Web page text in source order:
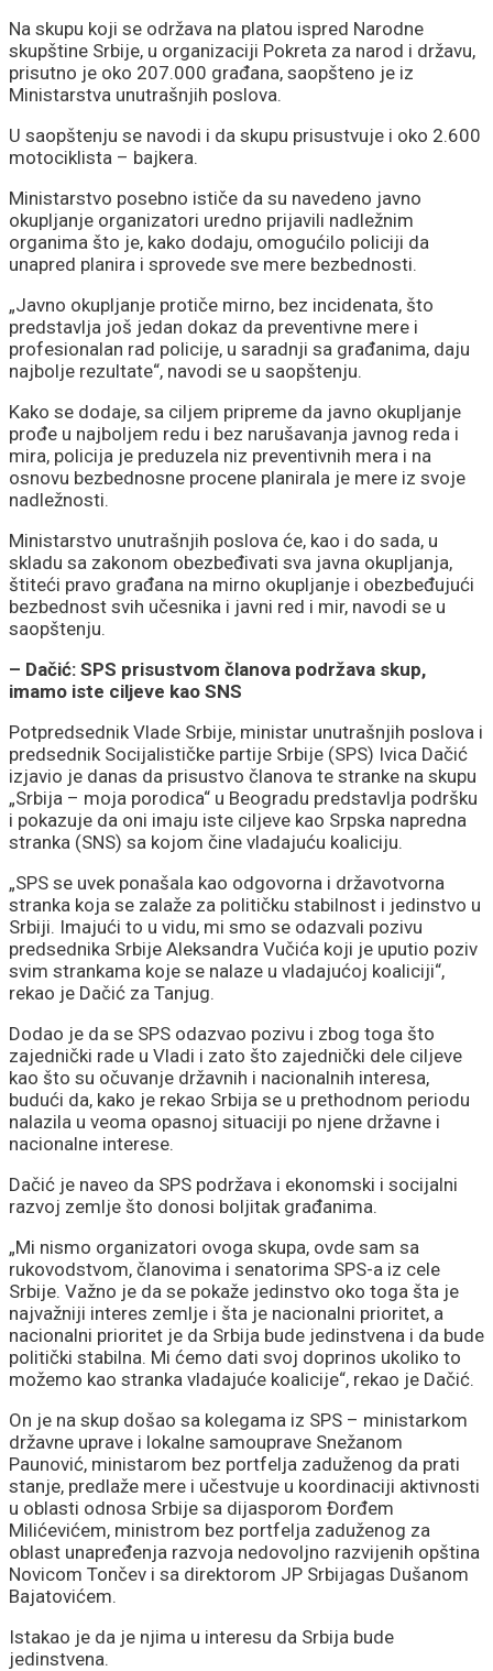
Na skupu koji se održava na platou ispred Narodne
skupštine Srbije, u organizaciji Pokreta za narod i državu,
prisutno je oko 207.000 građana, saopšteno je iz
Ministarstva unutrašnjih poslova.
U saopštenju se navodi i da skupu prisustvuje i oko 2.600
motociklista – bajkera.
Ministarstvo posebno ističe da su navedeno javno
okupljanje organizatori uredno prijavili nadležnim
organima što je, kako dodaju, omogućilo policiji da
unapred planira i sprovede sve mere bezbednosti.
„Javno okupljanje protiče mirno, bez incidenata, što
predstavlja još jedan dokaz da preventivne mere i
profesionalan rad policije, u saradnji sa građanima, daju
najbolje rezultate“, navodi se u saopštenju.
Kako se dodaje, sa ciljem pripreme da javno okupljanje
prođe u najboljem redu i bez narušavanja javnog reda i
mira, policija je preduzela niz preventivnih mera i na
osnovu bezbednosne procene planirala je mere iz svoje
nadležnosti.
Ministarstvo unutrašnjih poslova će, kao i do sada, u
skladu sa zakonom obezbeđivati sva javna okupljanja,
štiteći pravo građana na mirno okupljanje i obezbeđujući
bezbednost svih učesnika i javni red i mir, navodi se u
saopštenju.
– Dačić: SPS prisustvom članova podržava skup,
imamo iste ciljeve kao SNS
Potpredsednik Vlade Srbije, ministar unutrašnjih poslova i
predsednik Socijalističke partije Srbije (SPS) Ivica Dačić
izjavio je danas da prisustvo članova te stranke na skupu
„Srbija – moja porodica“ u Beogradu predstavlja podršku
i pokazuje da oni imaju iste ciljeve kao Srpska napredna
stranka (SNS) sa kojom čine vladajuću koaliciju.
„SPS se uvek ponašala kao odgovorna i državotvorna
stranka koja se zalaže za političku stabilnost i jedinstvo u
Srbiji. Imajući to u vidu, mi smo se odazvali pozivu
predsednika Srbije Aleksandra Vučića koji je uputio poziv
svim strankama koje se nalaze u vladajućoj koaliciji“,
rekao je Dačić za Tanjug.
Dodao je da se SPS odazvao pozivu i zbog toga što
zajednički rade u Vladi i zato što zajednički dele ciljeve
kao što su očuvanje državnih i nacionalnih interesa,
budući da, kako je rekao Srbija se u prethodnom periodu
nalazila u veoma opasnoj situaciji po njene državne i
nacionalne interese.
Dačić je naveo da SPS podržava i ekonomski i socijalni
razvoj zemlje što donosi boljitak građanima.
„Mi nismo organizatori ovoga skupa, ovde sam sa
rukovodstvom, članovima i senatorima SPS-a iz cele
Srbije. Važno je da se pokaže jedinstvo oko toga šta je
najvažniji interes zemlje i šta je nacionalni prioritet, a
nacionalni prioritet je da Srbija bude jedinstvena i da bude
politički stabilna. Mi ćemo dati svoj doprinos ukoliko to
možemo kao stranka vladajuće koalicije“, rekao je Dačić.
On je na skup došao sa kolegama iz SPS – ministarkom
državne uprave i lokalne samouprave Snežanom
Paunović, ministarom bez portfelja zaduženog da prati
stanje, predlaže mere i učestvuje u koordinaciji aktivnosti
u oblasti odnosa Srbije sa dijasporom Đorđem
Milićevićem, ministrom bez portfelja zaduženog za
oblast unapređenja razvoja nedovoljno razvijenih opština
Novicom Tončev i sa direktorom JP Srbijagas Dušanom
Bajatovićem.
Istakao je da je njima u interesu da Srbija bude
jedinstvena.